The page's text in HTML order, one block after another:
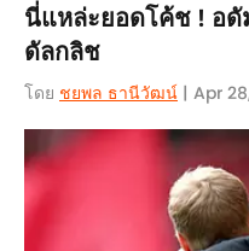
นี่แหล่ะยอดโค้ช ! อดั
ดัลกลิช
โดย ชยพล ธานีวัฒน์ | Apr